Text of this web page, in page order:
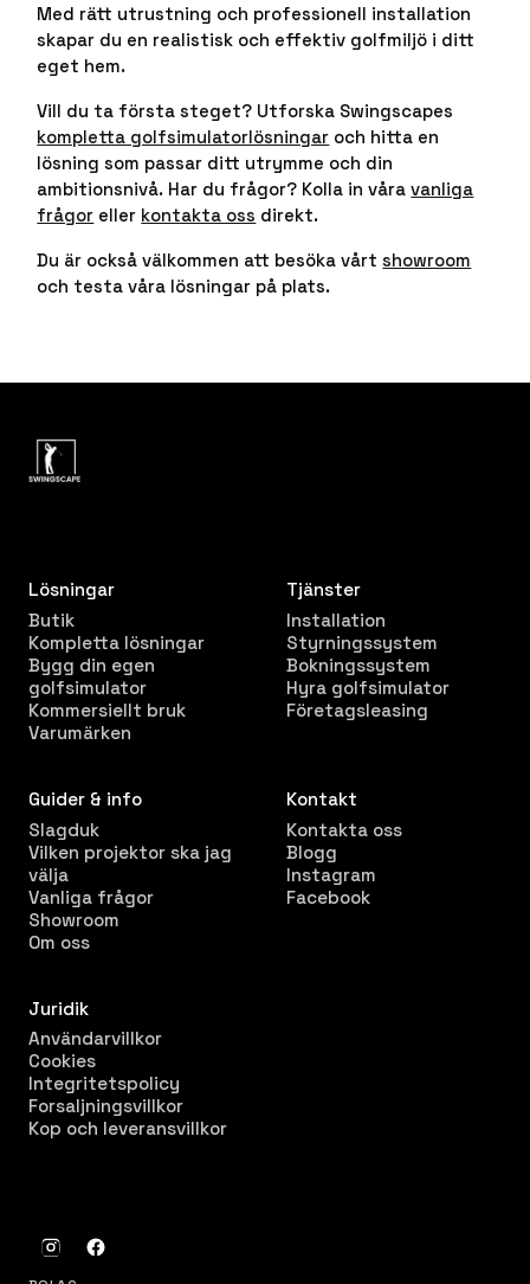
Med rätt utrustning och professionell installation
skapar du en realistisk och effektiv golfmiljö i ditt
eget hem.
Vill du ta första steget? Utforska Swingscapes
kompletta golfsimulatorlösningar och hitta en
lösning som passar ditt utrymme och din
ambitionsnivå. Har du frågor? Kolla in våravanliga
frågor eller kontakta oss direkt.
Du är också välkommen att besöka vårtshowroom
och testa våra lösningar på plats.
Lösningar
Butik
Kompletta lösningar
Bygg din egen
golfsimulator
Kommersiellt bruk
Varumärken
Tjänster
Installation
Styrningssystem
Bokningssystem
Hyra golfsimulator
Företagsleasing
Guider & info
Slagduk
Vilken projektor ska jag
välja
Vanliga frågor
Showroom
Om oss
Kontakt
Kontakta oss
Blogg
Instagram
Facebook
Juridik
Användarvillkor
Cookies
Integritetspolicy
Forsaljningsvillkor
Kop och leveransvillkor